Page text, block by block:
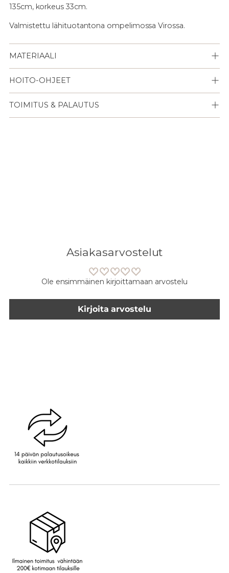
135cm, korkeus 33cm.
Valmistettu lähituotantona ompelimossa Virossa.
MATERIAALI
HOITO-OHJEET
TOIMITUS & PALAUTUS
Asiakasarvostelut
Ole ensimmäinen kirjoittamaan arvostelu
Kirjoita arvostelu